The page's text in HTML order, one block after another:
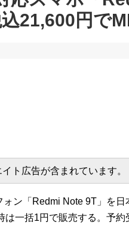
21,600円で
ト広告が含まれています。
ン「Redmi Note 9T」を日
一括1円で販売する。予約